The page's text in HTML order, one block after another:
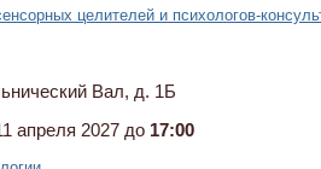
целителей и психологов-
Вал, д. 1Б
апреля 2027 до 17:00